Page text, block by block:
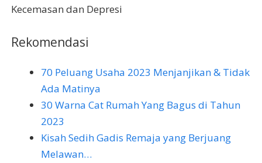
Kecemasan dan Depresi
Rekomendasi
70 Peluang Usaha 2023 Menjanjikan & Tidak
Ada Matinya
30 Warna Cat Rumah Yang Bagus di Tahun
2023
Kisah Sedih Gadis Remaja yang Berjuang
Melawan…